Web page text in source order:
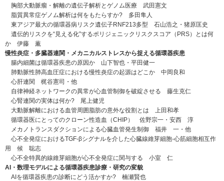
胸部大動脈瘤・解離の遺伝子解析とゲノム医療 武田憲文
脂質異常症ゲノム解析は何をもたらすか? 多田隼人
東アジア最大の循環器病リスク遺伝子RNF213多型 石山浩之・猪原匡史
遺伝的リスクを“見える化”するポリジェニックリスクスコア（PRS）とは何
か 伊藤 薫
慢性炎症・多臓器連関・メカニカルストレスから捉える循環器疾患
腸内細菌は循環器疾患の原因か 山下智也・平田健一
肺動脈性肺高血圧症における慢性炎症の起源はどこか 中岡良和
心肝連関 梶谷憲司・他
自律神経ネットワークの異常が心血管制御を破綻させる 藤生克仁
心腎連関の実体は何か? 尾上健児
大動脈解離における血管周囲脂肪の意外な役割とは 上田和孝
循環器医にとってのクローン性造血（CHIP） 佐野宗一・安西 淳
メカノトランスダクションによる心臓血管発生制御 福井 一・他
心不全発症におけるTGF-βシグナルを介した心臓線維芽細胞-心筋細胞相互作
用 候 聡志
心不全特異的線維芽細胞が心不全発症に関与する 小室 仁
AI・数理モデルによる循環器疾患診療・研究の変貌
AIを循環器疾患の診断にどう活かすか? 楠瀬賢也